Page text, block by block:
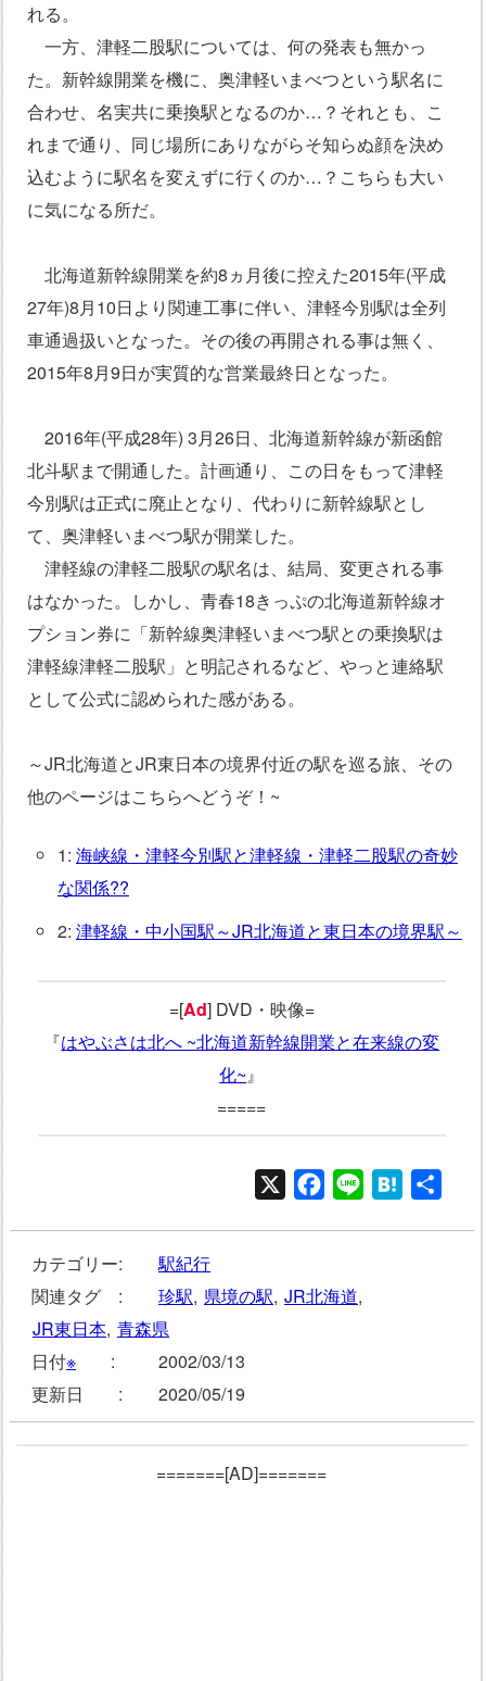
れる。
一方、津軽二股駅については、何の発表も無かっ
た。新幹線開業を機に、奥津軽いまべつという駅名に
合わせ、名実共に乗換駅となるのか…？それとも、こ
れまで通り、同じ場所にありながらそ知らぬ顔を決め
込むように駅名を変えずに行くのか…？こちらも大い
に気になる所だ。
北海道新幹線開業を約8ヵ月後に控えた2015年(平成
27年)8月10日より関連工事に伴い、津軽今別駅は全列
車通過扱いとなった。その後の再開される事は無く、
2015年8月9日が実質的な営業最終日となった。
2016年(平成28年) 3月26日、北海道新幹線が新函館
北斗駅まで開通した。計画通り、この日をもって津軽
今別駅は正式に廃止となり、代わりに新幹線駅とし
て、奥津軽いまべつ駅が開業した。
津軽線の津軽二股駅の駅名は、結局、変更される事
はなかった。しかし、青春18きっぷの北海道新幹線オ
プション券に「新幹線奥津軽いまべつ駅との乗換駅は
津軽線津軽二股駅」と明記されるなど、やっと連絡駅
として公式に認められた感がある。
～JR北海道とJR東日本の境界付近の駅を巡る旅、その
他のページはこちらへどうぞ！~
1: 海峡線・津軽今別駅と津軽線・津軽二股駅の奇妙
な関係??
2: 津軽線・中小国駅～JR北海道と東日本の境界駅～
=[Ad] DVD・映像=
『はやぶさは北へ ~北海道新幹線開業と在来線の変
化~』
=====
Facebook
Line Hatena
カテゴリー:
駅紀行
関連タグ :
珍駅, 県境の駅, JR北海道,
JR東日本, 青森県
日付※ :
2002/03/13
更新日 :
2020/05/19
=======[AD]=======